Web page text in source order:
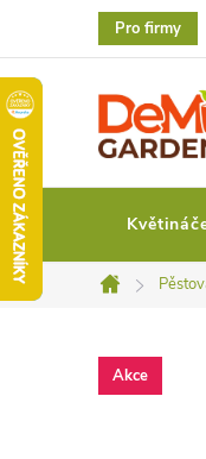
obsah
Pro firmy
Domů
Akce